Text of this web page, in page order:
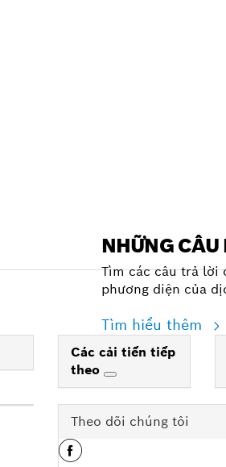
NHỮNG CÂU
Tìm các câu trả lời
phương diện của
Tìm hiểu thêm
Các cải tiến tiếp
theo
Theo dõi chúng tôi